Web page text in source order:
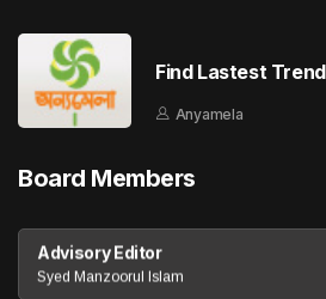
Find Lastest
Anyamela
Board Members
Advisory Editor
Syed Manzoorul Islam